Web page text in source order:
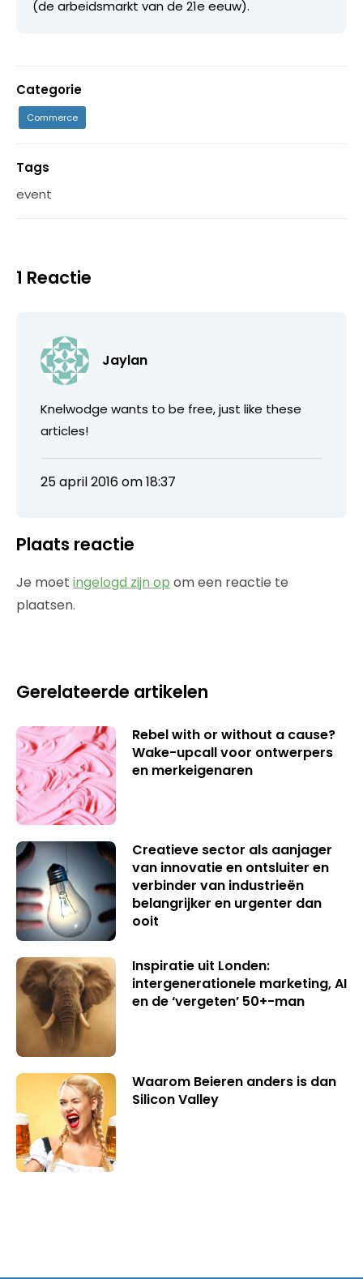
(de arbeidsmarkt van de 21e eeuw).
Categorie
Commerce
Tags
event
1 Reactie
Jaylan
Knelwodge wants to be free, just like these
articles!
25 april 2016 om 18:37
Plaats reactie
Je moet ingelogd zijn op om een reactie te
plaatsen.
Gerelateerde artikelen
Rebel with or without a cause?
Wake-upcall voor ontwerpers
en merkeigenaren
Creatieve sector als aanjager
van innovatie en ontsluiter en
verbinder van industrieën
belangrijker en urgenter dan
ooit
Inspiratie uit Londen:
intergenerationele marketing, AI
en de ‘vergeten’ 50+-man
Waarom Beieren anders is dan
Silicon Valley